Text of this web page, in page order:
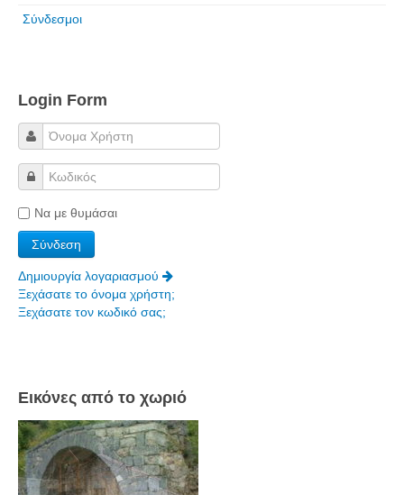
Γάμοι - Γεννήσεις - Βαπτίσεις
Επιτυχίες - Διακρίσεις
Μηνύματα Επισκεπτών
παλιά αρχειοθετημένα
Λαογραφία
Πολιτιστικά
Οπτικοακουστικά
Φωτορεπορτάζ
Albums Φωτογραφιών
Παλιές Φωτογραφίες του 1930
Πετρόκτιστα Σπίτια - Εκκλησίες
Πανοραμικές φωτογραφίες
Σύνδεσμοι
Login Form
Να με θυμάσαι
Δημιουργία λογαριασμού
Ξεχάσατε το όνομα χρήστη;
Ξεχάσατε τον κωδικό σας;
Εικόνες από το χωριό